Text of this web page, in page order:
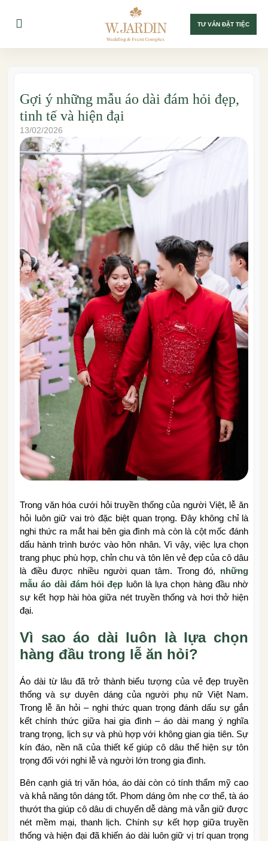
TƯ VẤN ĐẶT TIỆC
Gợi ý những mẫu áo dài đám hỏi đẹp,
tinh tế và hiện đại
13/02/2026
Trong văn hóa cưới hỏi truyền thống của người Việt, lễ ăn
hỏi luôn giữ vai trò đặc biệt quan trọng. Đây không chỉ là
nghi thức ra mắt hai bên gia đình mà còn là cột mốc đánh
dấu hành trình bước vào hôn nhân. Vì vậy, việc lựa chọn
trang phục phù hợp, chỉn chu và tôn lên vẻ đẹp của cô dâu
là điều được nhiều người quan tâm. Trong đó, những
mẫu áo dài đám hỏi đẹp luôn là lựa chọn hàng đầu nhờ
sự kết hợp hài hòa giữa nét truyền thống và hơi thở hiện
đại.
Vì sao áo dài luôn là lựa chọn
hàng đầu trong lễ ăn hỏi?
Áo dài từ lâu đã trở thành biểu tượng của vẻ đẹp truyền
thống và sự duyên dáng của người phụ nữ Việt Nam.
Trong lễ ăn hỏi – nghi thức quan trọng đánh dấu sự gắn
kết chính thức giữa hai gia đình – áo dài mang ý nghĩa
trang trọng, lịch sự và phù hợp với không gian gia tiên. Sự
kín đáo, nền nã của thiết kế giúp cô dâu thể hiện sự tôn
trọng đối với nghi lễ và người lớn trong gia đình.
Bên cạnh giá trị văn hóa, áo dài còn có tính thẩm mỹ cao
và khả năng tôn dáng tốt. Phom dáng ôm nhẹ cơ thể, tà áo
thướt tha giúp cô dâu di chuyển dễ dàng mà vẫn giữ được
nét mềm mại, thanh lịch. Chính sự kết hợp giữa truyền
thống và hiện đại đã khiến áo dài luôn giữ vị trí quan trọng